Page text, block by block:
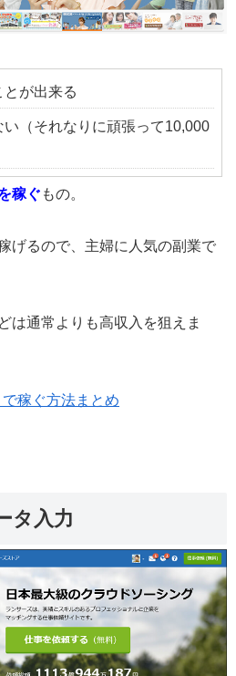
が出来る
い（それなりに頑張って10,000
稼ぐ もの。
げるので、主婦に人気の副業で
は通常よりも高収入を狙えま
稼ぐ方法まとめ
タ入力